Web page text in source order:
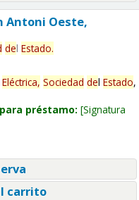
Antoni Oeste,
del Estado.
Eléctrica, Sociedad del Estado,
préstamo: Signatura
carrito